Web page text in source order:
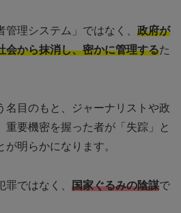
理システム」ではなく、 政府が
会から抹消し、密かに管理するた
名目のもと、ジャーナリストや政
重要機密を握った者が「失踪」と
明らかになります。
ではなく、 国家ぐるみの陰謀で